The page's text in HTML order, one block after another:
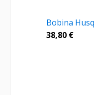
Bobina
38,80 €